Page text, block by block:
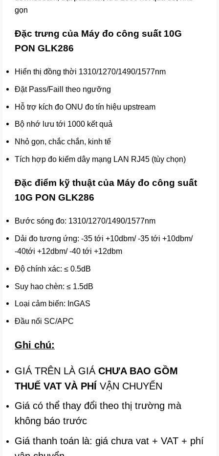
gọn
Đặc trưng của Máy đo công suất 10G
PON GLK286
Hiển thị đồng thời 1310/1270/1490/1577nm
Đặt Pass/Faill theo ngưỡng
Hỗ trợ kích đo ONU đo tín hiệu upstream
Bộ nhớ lưu tới 1000 kết quả
Nhỏ gọn, chắc chắn, kinh tế
Tích hợp đo kiểm dây mạng LAN RJ45 (tùy chọn)
Đặc điểm kỹ thuật của Máy đo công suất
10G PON GLK286
Bước sóng đo: 1310/1270/1490/1577nm
Dải đo tương ứng: -35 tới +10dbm/ -35 tới +10dbm/
-40tới +12dbm/ -40 tới +12dbm
Độ chính xác: ≤ 0.5dB
Suy hao chèn: ≤ 1.5dB
Loại cảm biến: InGAS
Đầu nối SC/APC
Ghi chú:
GIÁ TRÊN LÀ GIÁ CHƯA BAO GỒM
THUẾ VAT VÀ PHÍ VẬN CHUYỂN
Giá có thể thay đổi theo thị trường mà
không báo trước
Giá thanh toán là: giá chưa vat + VAT + phí